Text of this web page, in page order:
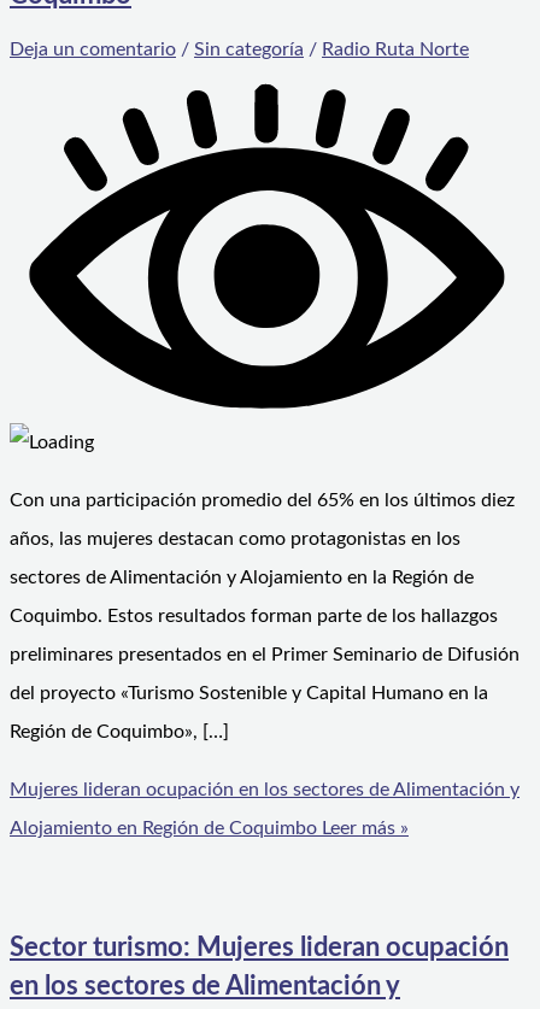
Deja un comentario / Sin categoría / Radio Ruta Norte
Con una participación promedio del 65% en los últimos diez
años, las mujeres destacan como protagonistas en los
sectores de Alimentación y Alojamiento en la Región de
Coquimbo. Estos resultados forman parte de los hallazgos
preliminares presentados en el Primer Seminario de Difusión
del proyecto «Turismo Sostenible y Capital Humano en la
Región de Coquimbo», […]
Mujeres lideran ocupación en los sectores de Alimentación y
Alojamiento en Región de Coquimbo Leer más »
Sector turismo: Mujeres lideran ocupación
en los sectores de Alimentación y